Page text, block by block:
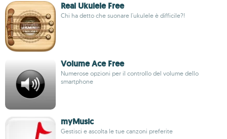
Real Ukulele Free
Chi ha detto che suonare l'ukulele è difficile?!
Volume Ace Free
Numerose opzioni per il controllo del volume dello
smartphone
myMusic
Gestisci e ascolta le tue canzoni preferite